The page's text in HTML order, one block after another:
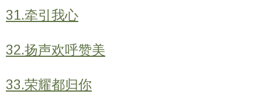
31.牵引我心
32.扬声欢呼赞美
33.荣耀都归你